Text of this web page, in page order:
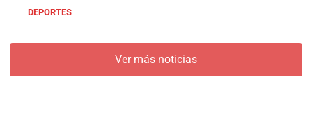
DEPORTES
Ver más noticias